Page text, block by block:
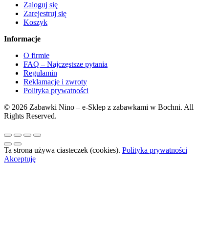
Zaloguj się
Zarejestruj się
Koszyk
Informacje
O firmie
FAQ – Najczęstsze pytania
Regulamin
Reklamacje i zwroty
Polityka prywatności
© 2026 Zabawki Nino – e-Sklep z zabawkami w Bochni. All
Rights Reserved.
Ta strona używa ciasteczek (cookies). Polityka prywatności
Akceptuję